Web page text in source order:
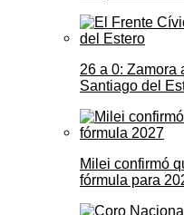
26 a 0: Zamora
Santiago del
Milei confirmó
fórmula para